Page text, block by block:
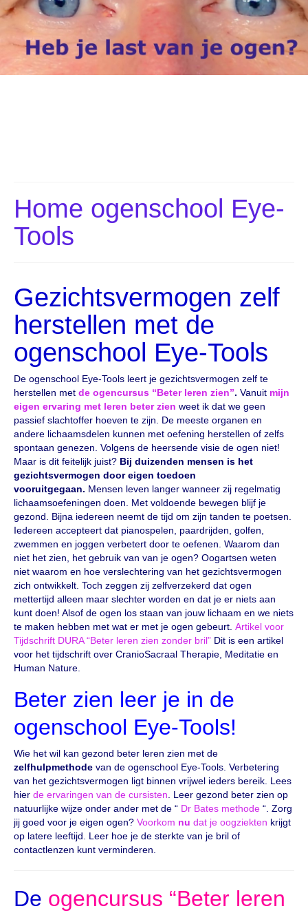
Home ogenschool Eye-
Tools
Gezichtsvermogen zelf
herstellen met de
ogenschool Eye-Tools
De ogenschool Eye-Tools leert je gezichtsvermogen zelf te
herstellen met de ogencursus “Beter leren zien”. Vanuit mijn
eigen ervaring met leren beter zien weet ik dat we geen
passief slachtoffer hoeven te zijn. De meeste organen en
andere lichaamsdelen kunnen met oefening herstellen of zelfs
spontaan genezen. Volgens de heersende visie de ogen niet!
Maar is dit feitelijk juist? Bij duizenden mensen is het
gezichtsvermogen door eigen toedoen
vooruitgegaan. Mensen leven langer wanneer zij regelmatig
lichaamsoefeningen doen. Met voldoende bewegen blijf je
gezond. Bijna iedereen neemt de tijd om zijn tanden te poetsen.
Iedereen accepteert dat pianospelen, paardrijden, golfen,
zwemmen en joggen verbetert door te oefenen. Waarom dan
niet het zien, het gebruik van van je ogen? Oogartsen weten
niet waarom en hoe verslechtering van het gezichtsvermogen
zich ontwikkelt. Toch zeggen zij zelfverzekerd dat ogen
mettertijd alleen maar slechter worden en dat je er niets aan
kunt doen! Alsof de ogen los staan van jouw lichaam en we niets
te maken hebben met wat er met je ogen gebeurt. Artikel voor
Tijdschrift DURA “Beter leren zien zonder bril” Dit is een artikel
voor het tijdschrift over CranioSacraal Therapie, Meditatie en
Human Nature.
Beter zien leer je in de
ogenschool Eye-Tools!
Wie het wil kan gezond beter leren zien met de
zelfhulpmethode van de ogenschool Eye-Tools. Verbetering
van het gezichtsvermogen ligt binnen vrijwel ieders bereik. Lees
hier de ervaringen van de cursisten. Leer gezond beter zien op
natuurlijke wijze onder ander met de “ Dr Bates methode “. Zorg
jij goed voor je eigen ogen? Voorkom nu dat je oogziekten krijgt
op latere leeftijd. Leer hoe je de sterkte van je bril of
contactlenzen kunt verminderen.
De ogencursus “Beter leren